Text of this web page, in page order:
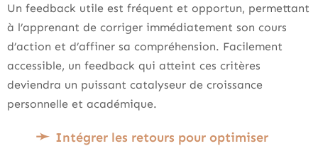
Un feedback utile est fréquent et opportun, permettant
à l’apprenant de corriger immédiatement son cours
d’action et d’affiner sa compréhension. Facilement
accessible, un feedback qui atteint ces critères
deviendra un puissant catalyseur de croissance
personnelle et académique.
Intégrer les retours pour optimiser